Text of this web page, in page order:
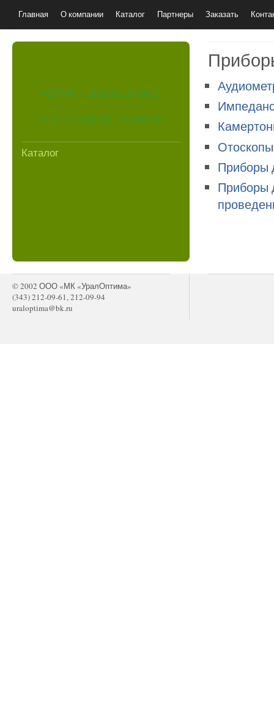
Главная О компании Каталог Партнеры Заказать
620144, г. Екатеринбург
(343) 212-09-61, 212-09-94
Каталог
Отоскопы
Приборы
Приборы
© 2002 ООО «МК «УралОптима»
(343) 212-09-61, 212-09-94
uraloptima@bk.ru